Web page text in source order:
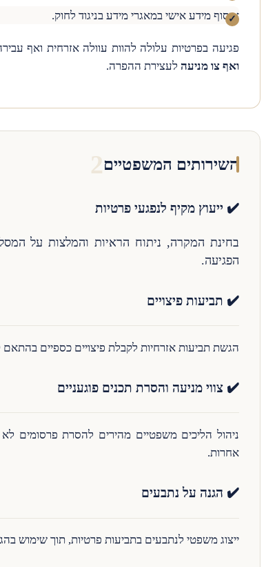
איסוף מידע אישי במאגרי מידע בניגוד לחוק.
פגיעה בפרטיות עלולה להוות עוולה אזרחית ואף
ואף צו מניעה לעצירת ההפרה.
השירותים המשפטיים
✔️ ייעוץ מקיף לנפגעי פרטיות
בחינת המקרה, ניתוח הראיות והמלצות על
הפגיעה.
✔️ תביעות פיצויים
הגשת תביעות אזרחיות לקבלת פיצויים כספיים
✔️ צווי מניעה והסרת תכנים פוגעניים
ניהול הליכים משפטיים מהירים להסרת פרסומים
אחרות.
✔️ הגנה על נתבעים
ייצוג משפטי לנתבעים בתביעות פרטיות, תוך שימוש